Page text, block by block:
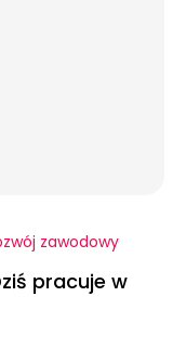
zawodowy
pracuje w